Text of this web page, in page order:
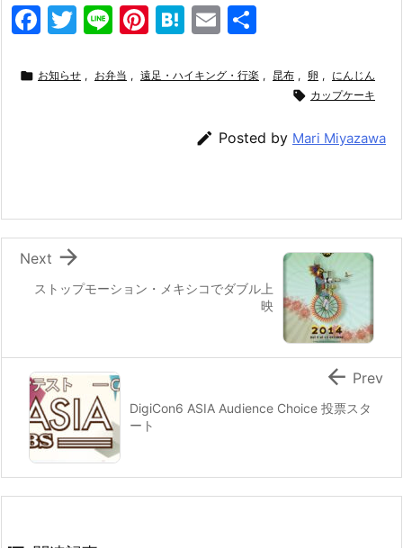
F
c
k
T
itt
Li
e
Pi
er
H
e
a
E
ai
 お知らせ , お弁当 , 遠足・ハイキング・行楽 , 昆布 , 卵 , にんじん
 カップケーキ
 Posted by Mari Miyazawa
ストップモーション・メキシコでダブル上
映

Next
DigiCon6 ASIA Audience Choice 投票スタ
ート
 Prev